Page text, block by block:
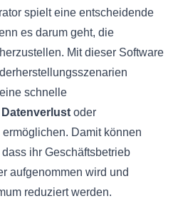
spielt eine entscheidende
es darum geht, die
Mit dieser Software
schnelle
oder
Damit können
ihr Geschäftsbetrieb
aufgenommen wird und
reduziert werden.